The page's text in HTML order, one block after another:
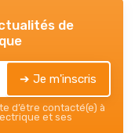
de
➔ Je m'inscris
d’être contacté(e) à
et ses